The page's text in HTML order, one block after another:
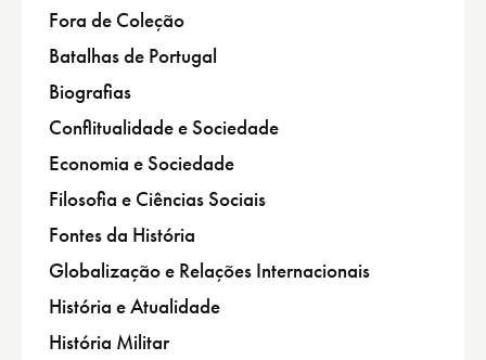
Fora de Coleção
Batalhas de Portugal
Biografias
Conflitualidade e Sociedade
Economia e Sociedade
Filosofia e Ciências Sociais
Fontes da História
Globalização e Relações Internacionais
História e Atualidade
História Militar